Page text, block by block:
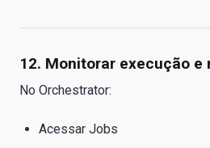
12. Monitorar execução e
No Orchestrator:
Acessar Jobs